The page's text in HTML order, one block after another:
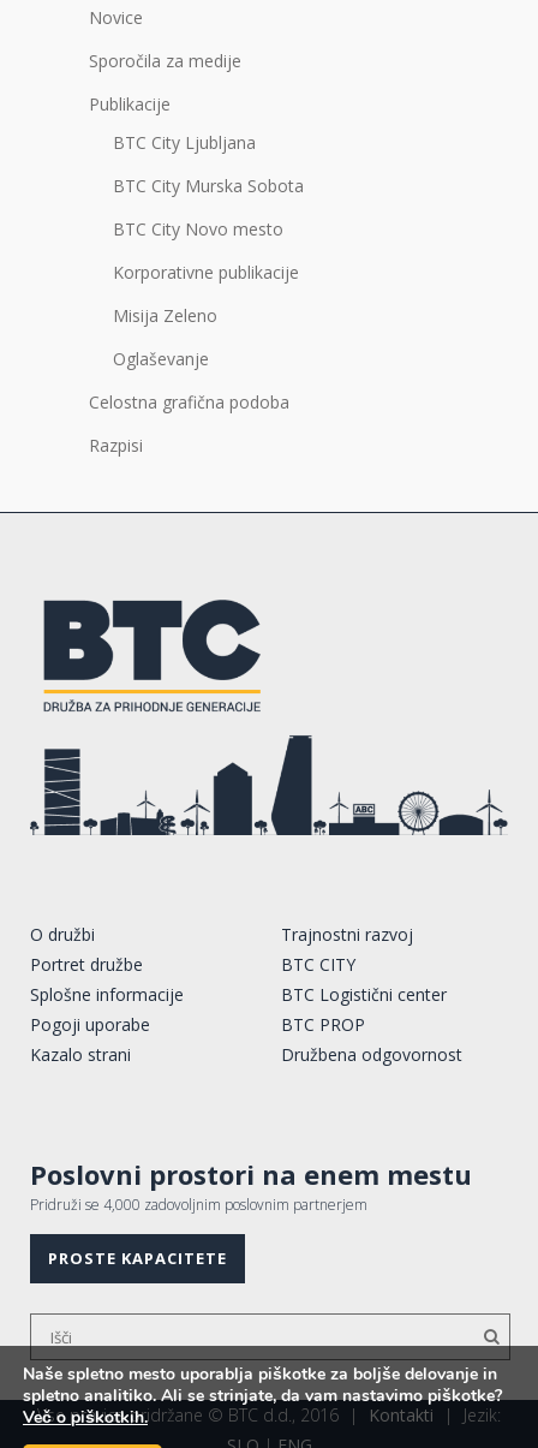
Novice
Sporočila za medije
Publikacije
BTC City Ljubljana
BTC City Murska Sobota
BTC City Novo mesto
Korporativne publikacije
Misija Zeleno
Oglaševanje
Celostna grafična podoba
Razpisi
O družbi
Portret družbe
Splošne informacije
Pogoji uporabe
Kazalo strani
Trajnostni razvoj
BTC CITY
BTC Logistični center
BTC PROP
Družbena odgovornost
Poslovni prostori na enem mestu
Pridruži se 4,000 zadovoljnim poslovnim partnerjem
PROSTE KAPACITETE
Vse pravice pridržane © BTC d.d., 2016 | Kontakti |
Jezik:
Naše spletno mesto uporablja piškotke za boljše delovanje in
spletno analitiko. Ali se strinjate, da vam nastavimo piškotke?
Več o piškotkih.